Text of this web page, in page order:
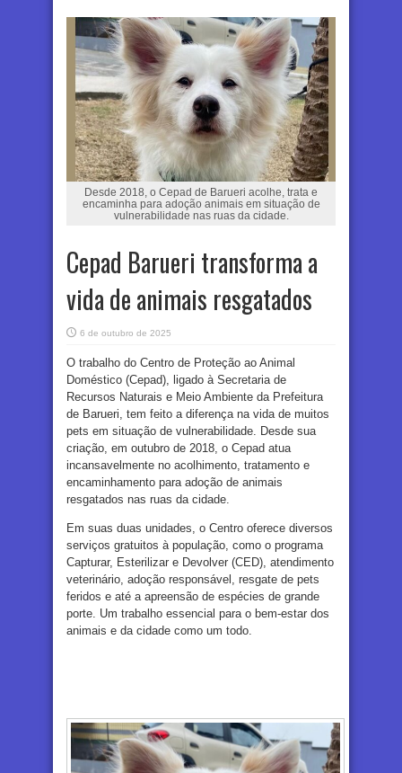
Desde 2018, o Cepad de Barueri acolhe, trata e
encaminha para adoção animais em situação de
vulnerabilidade nas ruas da cidade.
Cepad Barueri transforma a
vida de animais resgatados
6 de outubro de 2025
O trabalho do Centro de Proteção ao Animal
Doméstico (Cepad), ligado à Secretaria de
Recursos Naturais e Meio Ambiente da Prefeitura
de Barueri, tem feito a diferença na vida de muitos
pets em situação de vulnerabilidade. Desde sua
criação, em outubro de 2018, o Cepad atua
incansavelmente no acolhimento, tratamento e
encaminhamento para adoção de animais
resgatados nas ruas da cidade.
Em suas duas unidades, o Centro oferece diversos
serviços gratuitos à população, como o programa
Capturar, Esterilizar e Devolver (CED), atendimento
veterinário, adoção responsável, resgate de pets
feridos e até a apreensão de espécies de grande
porte. Um trabalho essencial para o bem-estar dos
animais e da cidade como um todo.